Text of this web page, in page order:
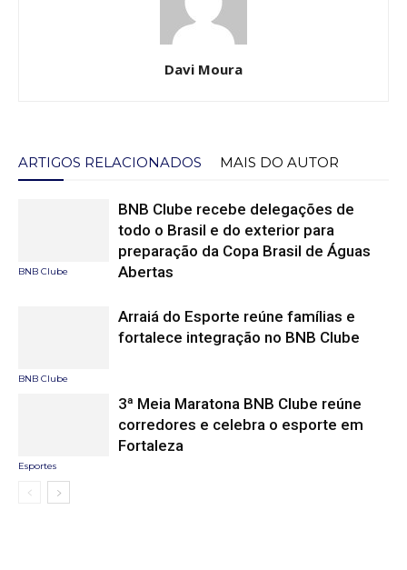
Davi Moura
ARTIGOS RELACIONADOS MAIS DO AUTOR
BNB Clube
BNB Clube recebe delegações de
todo o Brasil e do exterior para
preparação da Copa Brasil de Águas
Abertas
BNB Clube
Arraiá do Esporte reúne famílias e
fortalece integração no BNB Clube
Esportes
3ª Meia Maratona BNB Clube reúne
corredores e celebra o esporte em
Fortaleza